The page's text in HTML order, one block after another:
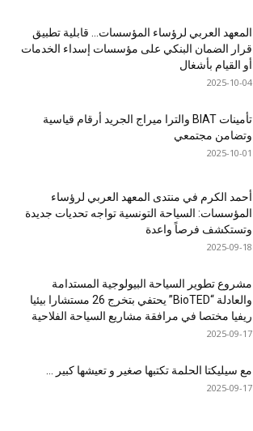
المعهد العربي لرؤساء المؤسسات… قابلية تطبيق
قرار الضمان البنكي على مؤسسات إسداء الخدمات
أو القيام بأشغال
2025-10-04
تأمينات BIAT والترا ميراج الجريد أرقام قياسية
وتضامن مجتمعي
2025-10-01
أحمد الكرم في منتدى المعهد العربي لرؤساء
المؤسسات: السياحة التونسية تواجه تحديات جديدة
وتستكشف فرصاً واعدة
2025-09-18
مشروع تطوير السياحة البيولوجية المستدامة
والعادلة “BioTED” يحتفي بتخرج 26 مستشارا بيئيا
ريفيا مختصا في مرافقة مشاريع السياحة الفلاحية
2025-09-17
مع سيليكتا الحلمة تكتبها صغير و تعيشها كبير …
2025-09-17